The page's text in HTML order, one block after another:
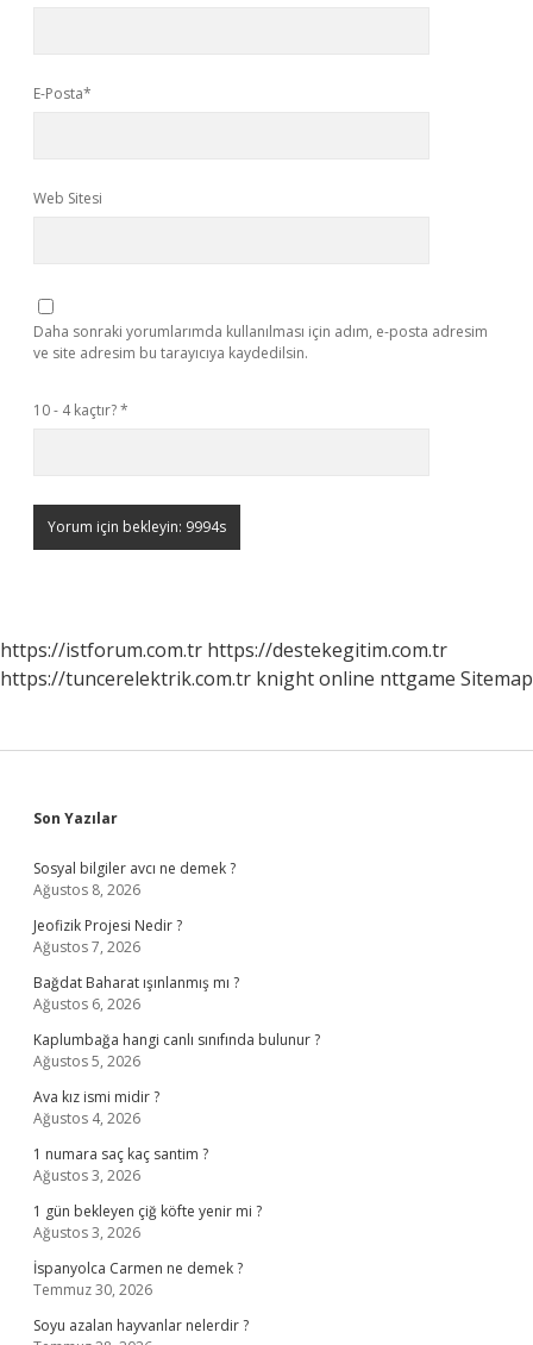
E-Posta*
Web Sitesi
Daha sonraki yorumlarımda kullanılması için adım, e-posta adresim
ve site adresim bu tarayıcıya kaydedilsin.
10 - 4 kaçtır?*
https://istforum.com.tr https://destekegitim.com.tr
https://tuncerelektrik.com.tr knight online nttgame Sitemap
Sidebar
Son Yazılar
Sosyal bilgiler avcı ne demek ?
Ağustos 8, 2026
Jeofizik Projesi Nedir ?
Ağustos 7, 2026
Bağdat Baharat ışınlanmış mı ?
Ağustos 6, 2026
Kaplumbağa hangi canlı sınıfında bulunur ?
Ağustos 5, 2026
Ava kız ismi midir ?
Ağustos 4, 2026
1 numara saç kaç santim ?
Ağustos 3, 2026
1 gün bekleyen çiğ köfte yenir mi ?
Ağustos 3, 2026
İspanyolca Carmen ne demek ?
Temmuz 30, 2026
Soyu azalan hayvanlar nelerdir ?